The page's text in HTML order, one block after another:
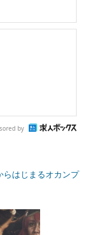
by
らはじまるオカンプ